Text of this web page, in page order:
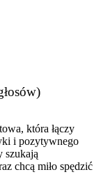
która łączy
i pozytywnego
szukają
chcą miło spędzić